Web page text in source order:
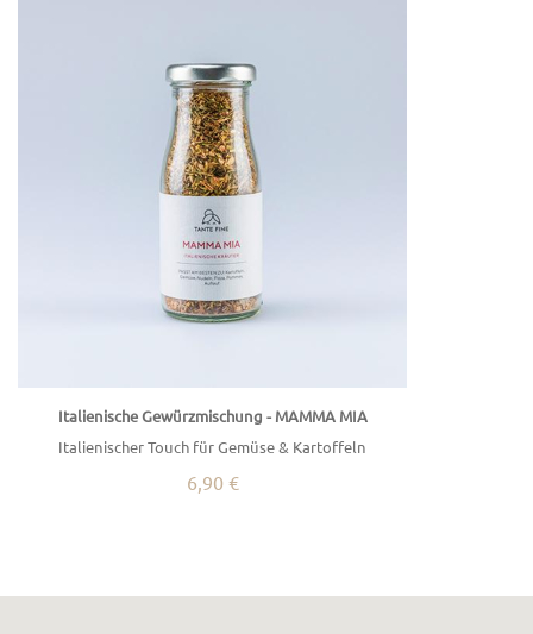
Italienische Gewürzmischung - MAMMA MIA
Italienischer Touch für Gemüse & Kartoffeln
6,90 €